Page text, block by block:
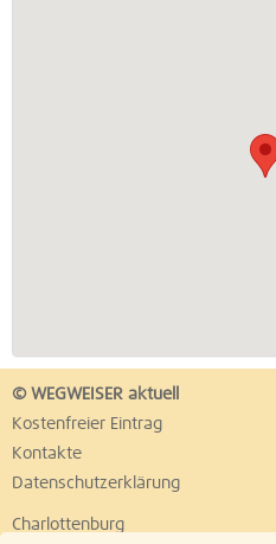
© WEGWEISER aktuell
Kostenfreier Eintrag
Kontakte
Datenschutzerklärung
Charlottenburg